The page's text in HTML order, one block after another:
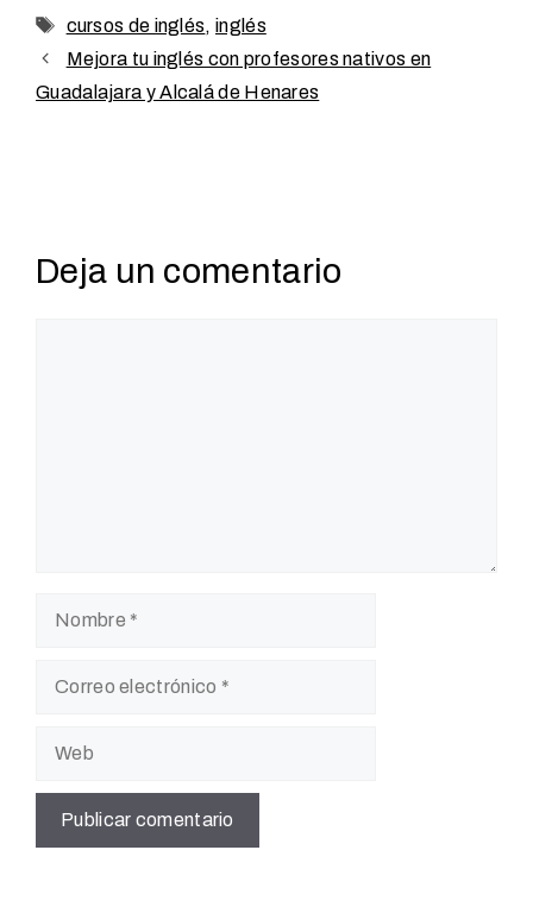
Etiquetas
cursos de inglés,inglés
Mejora tu inglés con profesores nativos en
Guadalajara y Alcalá de Henares
Deja un comentario